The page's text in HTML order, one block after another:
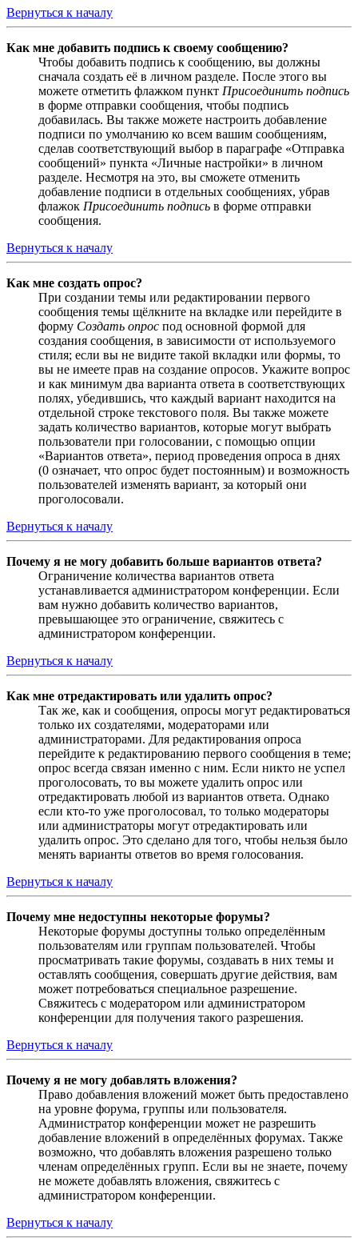
Вернуться к началу
Как мне добавить подпись к своему сообщению?
Чтобы добавить подпись к сообщению, вы должны
сначала создать её в личном разделе. После этого вы
можете отметить флажком пункт Присоединить подпись
в форме отправки сообщения, чтобы подпись
добавилась. Вы также можете настроить добавление
подписи по умолчанию ко всем вашим сообщениям,
сделав соответствующий выбор в параграфе «Отправка
сообщений» пункта «Личные настройки» в личном
разделе. Несмотря на это, вы сможете отменить
добавление подписи в отдельных сообщениях, убрав
флажок Присоединить подпись в форме отправки
сообщения.
Вернуться к началу
Как мне создать опрос?
При создании темы или редактировании первого
сообщения темы щёлкните на вкладке или перейдите в
форму Создать опрос под основной формой для
создания сообщения, в зависимости от используемого
стиля; если вы не видите такой вкладки или формы, то
вы не имеете прав на создание опросов. Укажите вопрос
и как минимум два варианта ответа в соответствующих
полях, убедившись, что каждый вариант находится на
отдельной строке текстового поля. Вы также можете
задать количество вариантов, которые могут выбрать
пользователи при голосовании, с помощью опции
«Вариантов ответа», период проведения опроса в днях
(0 означает, что опрос будет постоянным) и возможность
пользователей изменять вариант, за который они
проголосовали.
Вернуться к началу
Почему я не могу добавить больше вариантов ответа?
Ограничение количества вариантов ответа
устанавливается администратором конференции. Если
вам нужно добавить количество вариантов,
превышающее это ограничение, свяжитесь с
администратором конференции.
Вернуться к началу
Как мне отредактировать или удалить опрос?
Так же, как и сообщения, опросы могут редактироваться
только их создателями, модераторами или
администраторами. Для редактирования опроса
перейдите к редактированию первого сообщения в теме;
опрос всегда связан именно с ним. Если никто не успел
проголосовать, то вы можете удалить опрос или
отредактировать любой из вариантов ответа. Однако
если кто-то уже проголосовал, то только модераторы
или администраторы могут отредактировать или
удалить опрос. Это сделано для того, чтобы нельзя было
менять варианты ответов во время голосования.
Вернуться к началу
Почему мне недоступны некоторые форумы?
Некоторые форумы доступны только определённым
пользователям или группам пользователей. Чтобы
просматривать такие форумы, создавать в них темы и
оставлять сообщения, совершать другие действия, вам
может потребоваться специальное разрешение.
Свяжитесь с модератором или администратором
конференции для получения такого разрешения.
Вернуться к началу
Почему я не могу добавлять вложения?
Право добавления вложений может быть предоставлено
на уровне форума, группы или пользователя.
Администратор конференции может не разрешить
добавление вложений в определённых форумах. Также
возможно, что добавлять вложения разрешено только
членам определённых групп. Если вы не знаете, почему
не можете добавлять вложения, свяжитесь с
администратором конференции.
Вернуться к началу